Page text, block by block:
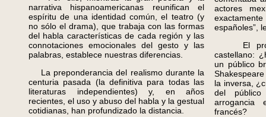
narrativa hispanoamericanas reunifican el
espíritu de una identidad común, el teatro (y
no sólo el drama), que trabaja con las formas
del habla características de cada región y las
connotaciones emocionales del gesto y las
palabras, establece nuestras diferencias.
La preponderancia del realismo durante la
centuria pasada (la definitiva para todas las
literaturas independientes) y, en años
recientes, el uso y abuso del habla y la gestual
cotidianas, han profundizado la distancia.
actores
españoles”,
El
castellano:
un público
la inversa,
del
arrogancia
francés?